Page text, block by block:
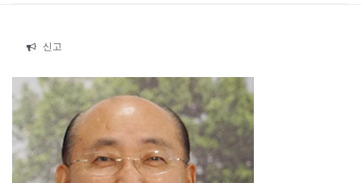
신고